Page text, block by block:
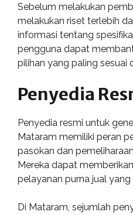
Sebelum melakukan
melakukan riset terlebih
informasi tentang
pengguna dapat
pilihan yang paling sesuai
Penyedia
Penyedia resmi untuk
Mataram memiliki peran
pasokan dan
Mereka dapat
pelayanan purna jual
Di Mataram, sejumlah